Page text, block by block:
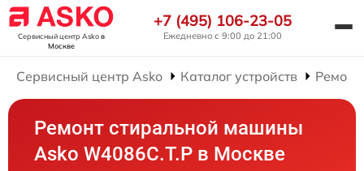
Сервисный центр Askoв
Москве
+7 (495) 106-23-05
Ежедневно с 9:00 до 21:00
Сервисный центр Asko Каталог устройств
Ремонт стиральной машины
Asko W4086C.T.P в Москве